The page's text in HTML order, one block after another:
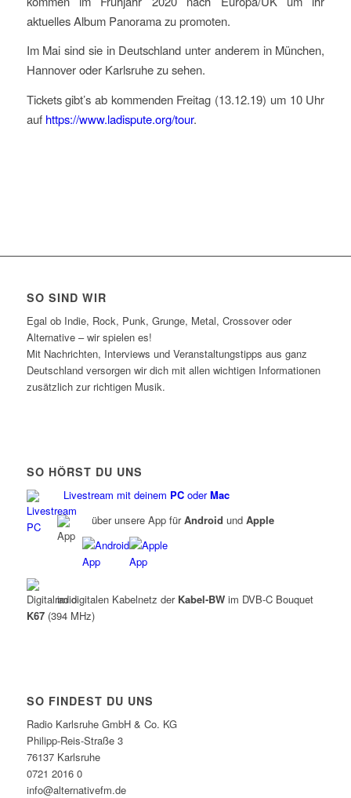
aktuelles Album Panorama zu promoten.
Im Mai sind sie in Deutschland unter anderem in München,
Hannover oder Karlsruhe zu sehen.
Tickets gibt’s ab kommenden Freitag (13.12.19) um 10 Uhr
auf https://www.ladispute.org/tour.
SO SIND WIR
Egal ob Indie, Rock, Punk, Grunge, Metal, Crossover oder
Alternative – wir spielen es!
Mit Nachrichten, Interviews und Veranstaltungstipps aus ganz
Deutschland versorgen wir dich mit allen wichtigen Informationen
zusätzlich zur richtigen Musik.
SO HÖRST DU UNS
Livestream mit deinem PCoderMac
über unsere App fürAndroid und Apple
im digitalen Kabelnetz der Kabel-BWim DVB-C Bouquet
K67(394 MHz)
SO FINDEST DU UNS
Radio Karlsruhe GmbH & Co. KG
Philipp-Reis-Straße 3
76137 Karlsruhe
0721 2016 0
info@alternativefm.de